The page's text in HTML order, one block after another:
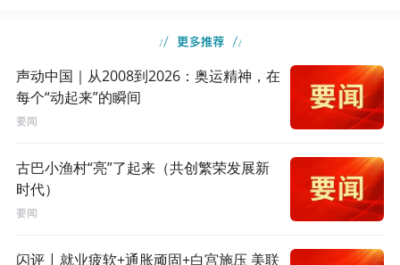
声动中国｜从2008到2026：奥运精神，在
每个“动起来”的瞬间
要闻
古巴小渔村“亮”了起来（共创繁荣发展新
时代）
要闻
闪评 | 就业疲软+通胀顽固+白宫施压 美联